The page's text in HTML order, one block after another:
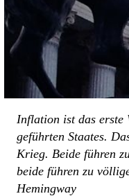
Inflation ist das erste
geführten Staates.
Krieg. Beide führen
beide führen zu
Hemingway